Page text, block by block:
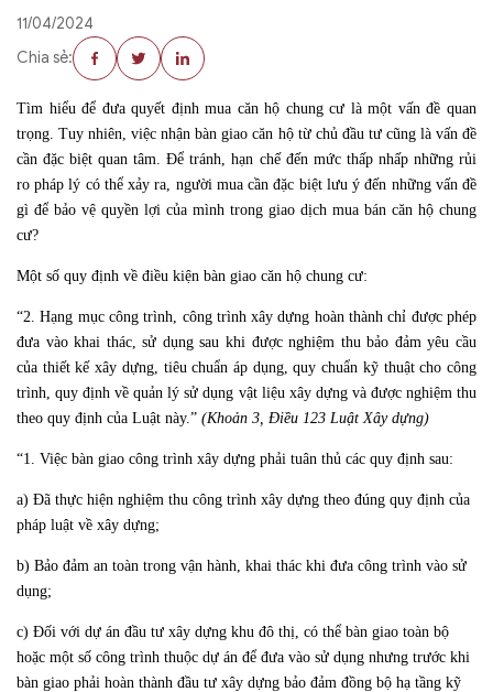
11/04/2024
Chia sẻ:
Tìm hiểu để đưa quyết định mua căn hộ chung cư là một vấn đề quan
trọng. Tuy nhiên, việc nhận bàn giao căn hộ từ chủ đầu tư cũng là vấn đề
cần đặc biệt quan tâm. Để tránh, hạn chế đến mức thấp nhấp những rủi
ro pháp lý có thể xảy ra, người mua cần đặc biệt lưu ý đến những vấn đề
gì để bảo vệ quyền lợi của mình trong giao dịch mua bán căn hộ chung
cư?
Một số quy định về điều kiện bàn giao căn hộ chung cư:
“2. Hạng mục công trình, công trình xây dựng hoàn thành chỉ được phép
đưa vào khai thác, sử dụng sau khi được nghiệm thu bảo đảm yêu cầu
của thiết kế xây dựng, tiêu chuẩn áp dụng, quy chuẩn kỹ thuật cho công
trình, quy định về quản lý sử dụng vật liệu xây dựng và được nghiệm thu
theo quy định của Luật này.” (Khoản 3, Điều 123 Luật Xây dựng)
“1. Việc bàn giao công trình xây dựng phải tuân thủ các quy định sau:
a) Đã thực hiện nghiệm thu công trình xây dựng theo đúng quy định của
pháp luật về xây dựng;
b) Bảo đảm an toàn trong vận hành, khai thác khi đưa công trình vào sử
dụng;
c) Đối với dự án đầu tư xây dựng khu đô thị, có thể bàn giao toàn bộ
hoặc một số công trình thuộc dự án để đưa vào sử dụng nhưng trước khi
bàn giao phải hoàn thành đầu tư xây dựng bảo đảm đồng bộ hạ tầng kỹ